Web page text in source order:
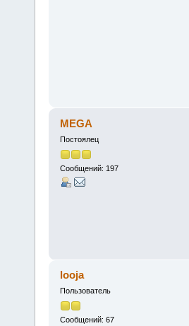
MEGA
Постоялец
Сообщений: 197
looja
Пользователь
Сообщений: 67